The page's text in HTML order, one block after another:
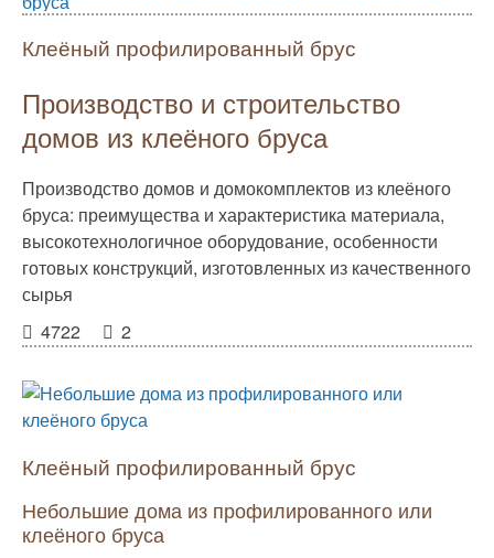
Клеёный профилированный брус
Производство и строительство
домов из клеёного бруса
Производство домов и домокомплектов из клеёного
бруса: преимущества и характеристика материала,
высокотехнологичное оборудование, особенности
готовых конструкций, изготовленных из качественного
сырья
4722
2
Клеёный профилированный брус
Небольшие дома из профилированного или
клеёного бруса